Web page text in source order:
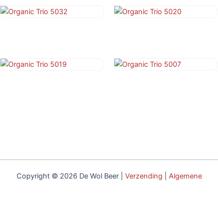
Copyright © 2026 De Wol Beer | Verzending
Algemene